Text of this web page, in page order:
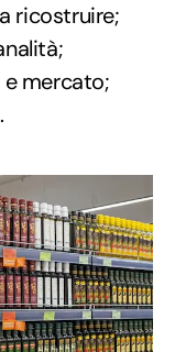
ricostruire;
mercato;